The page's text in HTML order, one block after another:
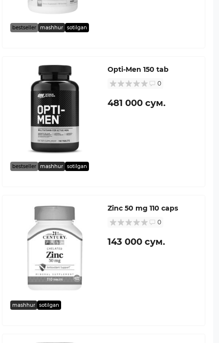
bestseller mashhur sotilgan
bestseller mashhur sotilgan
Opti-Men 150 tab
0
481 000 сум.
mashhur sotilgan
Zinc 50 mg 110 caps
0
143 000 сум.